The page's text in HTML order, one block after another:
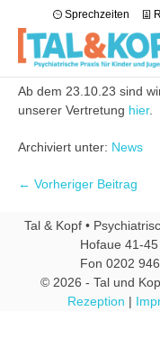
Sprechzeiten
Ab dem 23.10.23 sind
unserer Vertretung hier.
Archiviert unter: News
← Vorheriger Beitrag
Tal & Kopf •
Hofaue 41-
Fon 0202
© 2026 - Tal und
Rezeption |